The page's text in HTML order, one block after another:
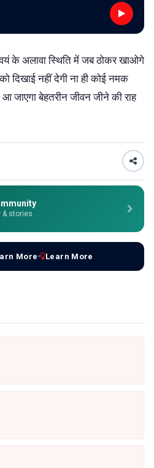
के अलावा स्थिति में जब ठोकर खाओगे
दिखाई नहीं देगी ना ही कोई नमक
बेहतरीन जीवन जीने की राह
& stories
More Learn More